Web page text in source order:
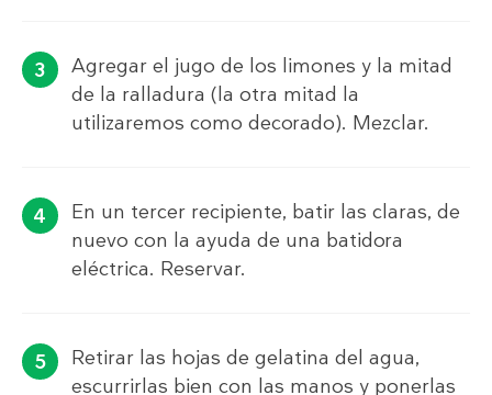
Agregar el jugo de los limones y la mitad
de la ralladura (la otra mitad la
utilizaremos como decorado). Mezclar.
En un tercer recipiente, batir las claras, de
nuevo con la ayuda de una batidora
eléctrica. Reservar.
Retirar las hojas de gelatina del agua,
escurrirlas bien con las manos y ponerlas